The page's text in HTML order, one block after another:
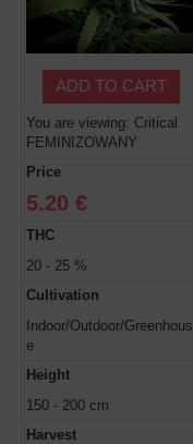
ADD TO CART
You are viewing: Critical
FEMINIZOWANY
Price
5.20 €
THC
20 - 25 %
Cultivation
Indoor/Outdoor/Greenhous
e
Height
150 - 200 cm
Harvest